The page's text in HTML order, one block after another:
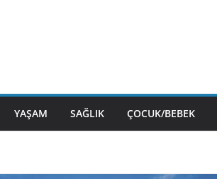
YAŞAM SAĞLIK ÇOCUK/BEBEK